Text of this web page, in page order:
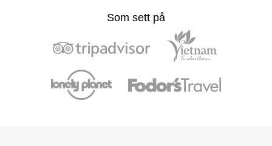
Som sett på